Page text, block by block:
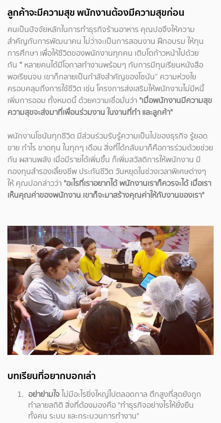
ลูกค้าจะมีความสุข พนักงานต้องมีความสุขก่อน
คนเป็นปัจจัยหลักในการทำธุรกิจร้านอาหาร คุณปอจึงให้ความ
สำคัญกับการพัฒนาคน ไม่ว่าจะเป็นการสอนงาน ฝึกอบรม ให้ทุน
การศึกษา เพื่อให้ชีวิตของพนักงานทุกคน เติบโตก้าวหน้าไปด้วย
กัน “ หลายคนได้มีโอกาสทำงานพร้อมๆ กับการมีทุนเรียนหนังสือ
พอเรียนจบ เขาก็กลายเป็นกำลังสำคัญของโชนัน” ความห่วงใย
ครอบคลุมถึงการใช้ชีวิต เช่น โครงการส่งเสริมให้พนักงานไม่มีหนี้
เพิ่มการออม ทั้งหมดนี้ ด้วยความเชื่อมั่นว่า "เมื่อพนักงานมีความสุข
ความสุขจะส่งมาที่เพื่อนร่วมงาน ในงานที่ทำ และลูกค้า"
พนักงานโชนันทุกชีวิต มีส่วนร่วมรับรู้ความเป็นไปของธุรกิจ รู้ยอด
ขาย กำไร ขาดทุน ในทุกๆ เดือน สิ่งที่ได้กลับมาก็คือการร่วมด้วยช่วย
กัน ผสานพลัง เมื่อมีรายได้เพิ่มขึ้น ก็เพิ่มสวัสดิการให้พนักงาน มี
กองทุนสำรองเลี้ยงชีพ ประกันชีวิต วันหยุดในช่วงเวลาพิเศษต่างๆ
ให้ คุณปอกล่าวว่า "อะไรที่เราอยากได้ พนักงานเราก็ควรจะได้ เมื่อเรา
เห็นคุณค่าของพนักงาน เขาก็จะมาสร้างคุณค่าให้กับงานของเรา"
บทเรียนที่อยากบอกเล่า
อย่าย่ามใจ ไม่มีอะไรยิ่งใหญ่ไปตลอดกาล ตึกสูงที่สุดยังถูก
ทำลายสถิติ สิ่งที่ต้องมองคือ "ทำธุรกิจอย่างไรให้ยั่งยืน
ทั้งคน ระบบ และกระบวนการทำงาน"